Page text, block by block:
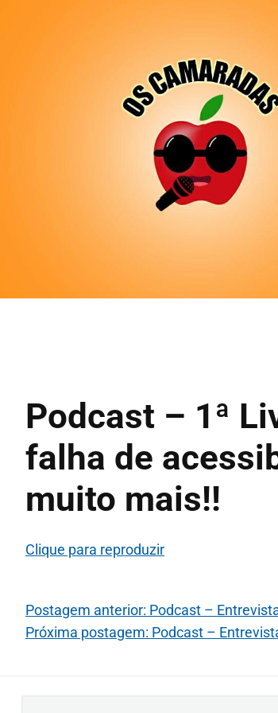
Podcast – 1ª
falha de
muito mais!!
Clique para reproduzir
Postagem anterior: Podcast –
Próxima postagem: Podcast –